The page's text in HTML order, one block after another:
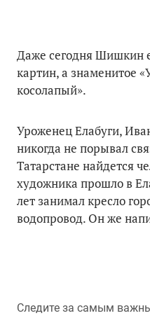
Даже сегодня Шишкин
картин, а знаменитое
косолапый».
Уроженец Елабуги,
никогда не порывал
Татарстане найдется
художника прошло в
лет занимал кресло
водопровод. Он же
Следите за самым